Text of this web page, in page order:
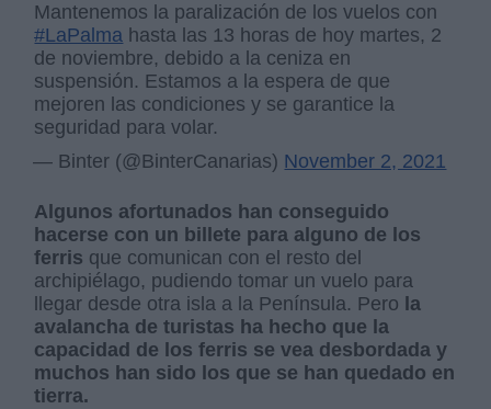
Mantenemos la paralización de los vuelos con
#LaPalma hasta las 13 horas de hoy martes, 2
de noviembre, debido a la ceniza en
suspensión. Estamos a la espera de que
mejoren las condiciones y se garantice la
seguridad para volar.
— Binter (@BinterCanarias) November 2, 2021
Algunos afortunados han conseguido
hacerse con un billete para alguno de los
ferris que comunican con el resto del
archipiélago, pudiendo tomar un vuelo para
llegar desde otra isla a la Península. Pero la
avalancha de turistas ha hecho que la
capacidad de los ferris se vea desbordada y
muchos han sido los que se han quedado en
tierra.